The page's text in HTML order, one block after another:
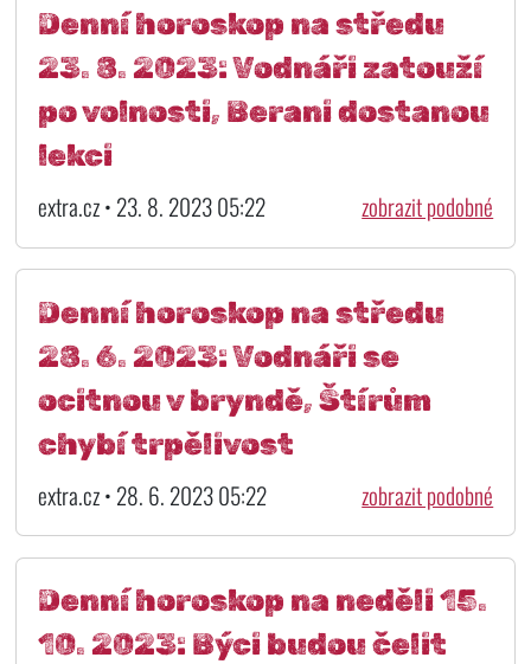
Denní horoskop na středu
23. 8. 2023: Vodnáři zatouží
po volnosti, Berani dostanou
lekci
extra.cz • 23. 8. 2023 05:22 zobrazit podobné
Denní horoskop na středu
28. 6. 2023: Vodnáři se
ocitnou v bryndě, Štírům
chybí trpělivost
extra.cz • 28. 6. 2023 05:22 zobrazit podobné
Denní horoskop na neděli 15.
10. 2023: Býci budou čelit